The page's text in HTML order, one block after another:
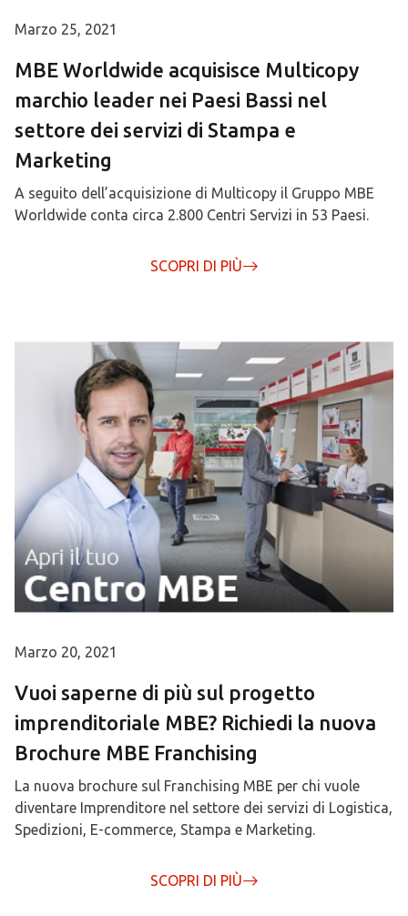
Marzo 25, 2021
MBE Worldwide acquisisce Multicopy
marchio leader nei Paesi Bassi nel
settore dei servizi di Stampa e
Marketing
A seguito dell’acquisizione di Multicopy il Gruppo MBE
Worldwide conta circa 2.800 Centri Servizi in 53 Paesi.
SCOPRI DI PIÙ
Marzo 20, 2021
Vuoi saperne di più sul progetto
imprenditoriale MBE? Richiedi la nuova
Brochure MBE Franchising
La nuova brochure sul Franchising MBE per chi vuole
diventare Imprenditore nel settore dei servizi di Logistica,
Spedizioni, E-commerce, Stampa e Marketing.
SCOPRI DI PIÙ